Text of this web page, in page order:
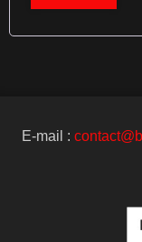
E-mail :